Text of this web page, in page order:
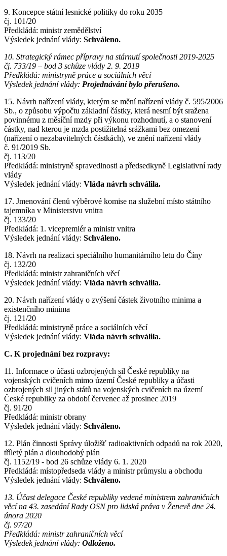
9. Koncepce státní lesnické politiky do roku 2035
čj. 101/20
Předkládá: ministr zemědělství
Výsledek jednání vlády: Schváleno.
10. Strategický rámec přípravy na stárnutí společnosti 2019-2025
čj. 733/19 – bod 3 schůze vlády 2. 9. 2019
Předkládá: ministryně práce a sociálních věcí
Výsledek jednání vlády: Projednávání bylo přerušeno.
15. Návrh nařízení vlády, kterým se mění nařízení vlády č. 595/2006
Sb., o způsobu výpočtu základní částky, která nesmí být sražena
povinnému z měsíční mzdy při výkonu rozhodnutí, a o stanovení
částky, nad kterou je mzda postižitelná srážkami bez omezení
(nařízení o nezabavitelných částkách), ve znění nařízení vlády
č. 91/2019 Sb.
čj. 113/20
Předkládá: ministryně spravedlnosti a předsedkyně Legislativní rady
vlády
Výsledek jednání vlády: Vláda návrh schválila.
17. Jmenování členů výběrové komise na služební místo státního
tajemníka v Ministerstvu vnitra
čj. 133/20
Předkládá: 1. vicepremiér a ministr vnitra
Výsledek jednání vlády: Schváleno.
18. Návrh na realizaci speciálního humanitárního letu do Číny
čj. 132/20
Předkládá: ministr zahraničních věcí
Výsledek jednání vlády: Vláda návrh schválila.
20. Návrh nařízení vlády o zvýšení částek životního minima a
existenčního minima
čj. 121/20
Předkládá: ministryně práce a sociálních věcí
Výsledek jednání vlády: Vláda návrh schválila.
C. K projednání bez rozpravy:
11. Informace o účasti ozbrojených sil České republiky na
vojenských cvičeních mimo území České republiky a účasti
ozbrojených sil jiných států na vojenských cvičeních na území
České republiky za období červenec až prosinec 2019
čj. 91/20
Předkládá: ministr obrany
Výsledek jednání vlády: Schváleno.
12. Plán činnosti Správy úložišť radioaktivních odpadů na rok 2020,
tříletý plán a dlouhodobý plán
čj. 1152/19 - bod 26 schůze vlády 6. 1. 2020
Předkládá: místopředseda vlády a ministr průmyslu a obchodu
Výsledek jednání vlády: Schváleno.
13. Účast delegace České republiky vedené ministrem zahraničních
věcí na 43. zasedání Rady OSN pro lidská práva v Ženevě dne 24.
února 2020
čj. 97/20
Předkládá: ministr zahraničních věcí
Výsledek jednání vlády: Odloženo.